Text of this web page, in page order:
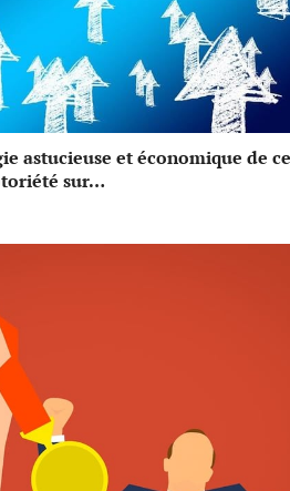
astucieuse et économique de
sur…